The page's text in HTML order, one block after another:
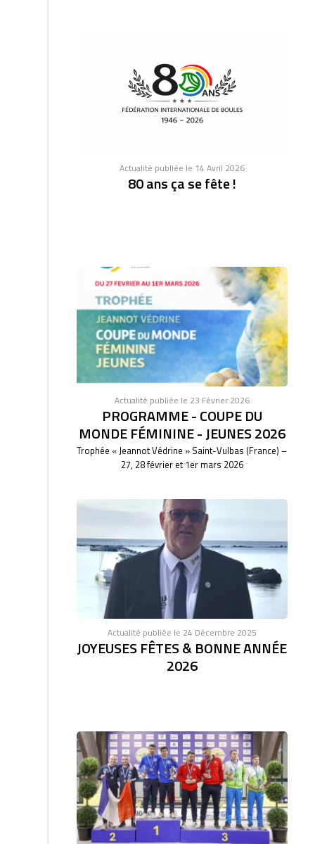
Actualité publiée le 14 Avril 2026
80 ans ça se fête !
Actualité publiée le 23 Février 2026
PROGRAMME - COUPE DU
MONDE FÉMININE - JEUNES 2026
Trophée « Jeannot Védrine » Saint-Vulbas (France) –
27, 28 février et 1er mars 2026
Actualité publiée le 24 Décembre 2025
JOYEUSES FÊTES & BONNE ANNÉE
2026